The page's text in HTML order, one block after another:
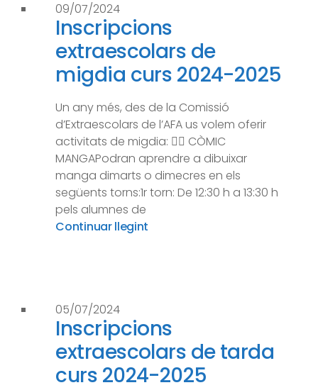
09/07/2024
Inscripcions
extraescolars de
migdia curs 2024-2025
Un any més, des de la Comissió
d’Extraescolars de l’AFA us volem oferir
activitats de migdia: ✍🏼 CÒMIC
MANGAPodran aprendre a dibuixar
manga dimarts o dimecres en els
següents torns:1r torn: De 12:30 h a 13:30 h
pels alumnes de
Continuar llegint
05/07/2024
Inscripcions
extraescolars de tarda
curs 2024-2025